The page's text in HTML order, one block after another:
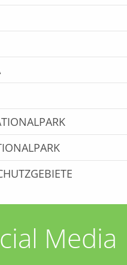
Media